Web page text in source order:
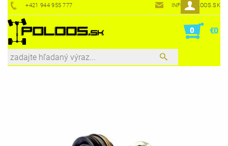
+421 944 955 777 INFO@POLOOS.SK
0 €0